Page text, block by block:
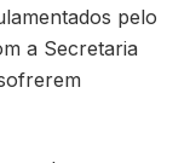
pelo
a Secretaria